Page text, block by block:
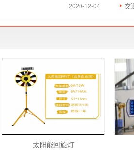
2020-12-04
交
太阳能回旋灯